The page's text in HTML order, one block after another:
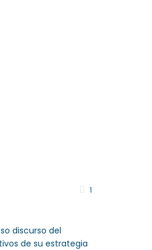
1
discurso del
de su estrategia